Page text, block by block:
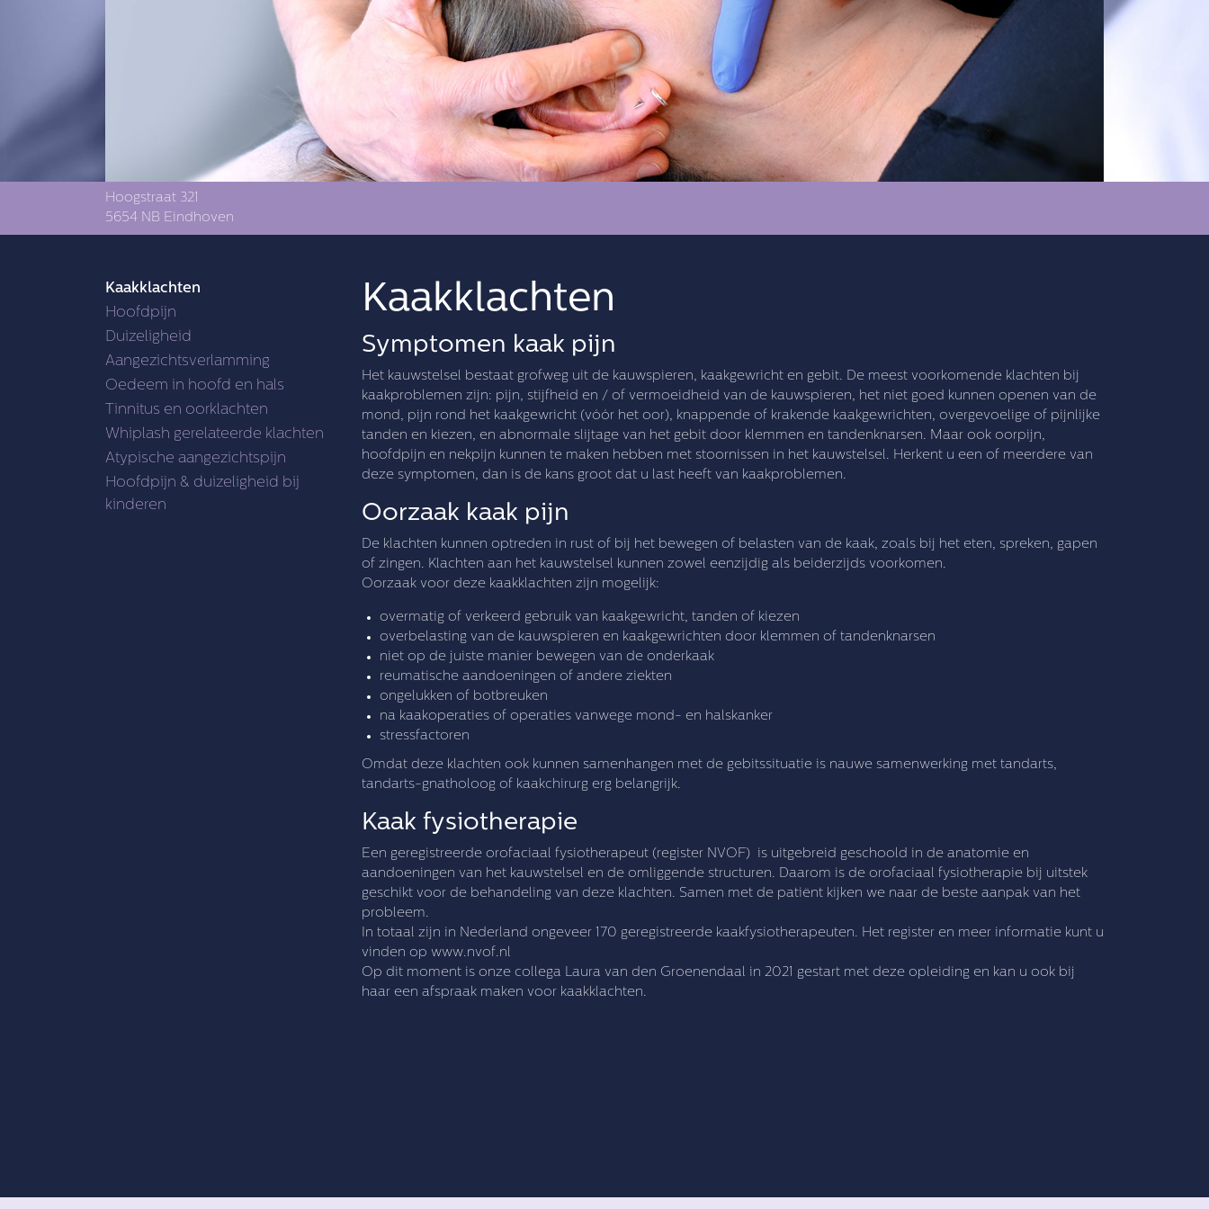
Hoogstraat 321
5654 NB Eindhoven
Kaakklachten
Hoofdpijn
Duizeligheid
Aangezichtsverlamming
Oedeem in hoofd en hals
Tinnitus en oorklachten
Whiplash gerelateerde klachten
Atypische aangezichtspijn
Hoofdpijn & duizeligheid bij
kinderen
Kaakklachten
Symptomen kaak pijn
Het kauwstelsel bestaat grofweg uit de kauwspieren, kaakgewricht en gebit. De meest voorkomende klachten bij
kaakproblemen zijn: pijn, stijfheid en / of vermoeidheid van de kauwspieren, het niet goed kunnen openen van de
mond, pijn rond het kaakgewricht (vóór het oor), knappende of krakende kaakgewrichten, overgevoelige of pijnlijke
tanden en kiezen, en abnormale slijtage van het gebit door klemmen en tandenknarsen. Maar ook oorpijn,
hoofdpijn en nekpijn kunnen te maken hebben met stoornissen in het kauwstelsel. Herkent u een of meerdere van
deze symptomen, dan is de kans groot dat u last heeft van kaakproblemen.
Oorzaak kaak pijn
De klachten kunnen optreden in rust of bij het bewegen of belasten van de kaak, zoals bij het eten, spreken, gapen
of zingen. Klachten aan het kauwstelsel kunnen zowel eenzijdig als beiderzijds voorkomen.
Oorzaak voor deze kaakklachten zijn mogelijk:
overmatig of verkeerd gebruik van kaakgewricht, tanden of kiezen
overbelasting van de kauwspieren en kaakgewrichten door klemmen of tandenknarsen
niet op de juiste manier bewegen van de onderkaak
reumatische aandoeningen of andere ziekten
ongelukken of botbreuken
na kaakoperaties of operaties vanwege mond- en halskanker
stressfactoren
Omdat deze klachten ook kunnen samenhangen met de gebitssituatie is nauwe samenwerking met tandarts,
tandarts-gnatholoog of kaakchirurg erg belangrijk.
Kaak fysiotherapie
Een geregistreerde orofaciaal fysiotherapeut (register NVOF) is uitgebreid geschoold in de anatomie en
aandoeningen van het kauwstelsel en de omliggende structuren. Daarom is de orofaciaal fysiotherapie bij uitstek
geschikt voor de behandeling van deze klachten. Samen met de patiënt kijken we naar de beste aanpak van het
probleem.
In totaal zijn in Nederland ongeveer 170 geregistreerde kaakfysiotherapeuten. Het register en meer informatie kunt u
vinden op www.nvof.nl
Op dit moment is onze collega Laura van den Groenendaal in 2021 gestart met deze opleiding en kan u ook bij
haar een afspraak maken voor kaakklachten.